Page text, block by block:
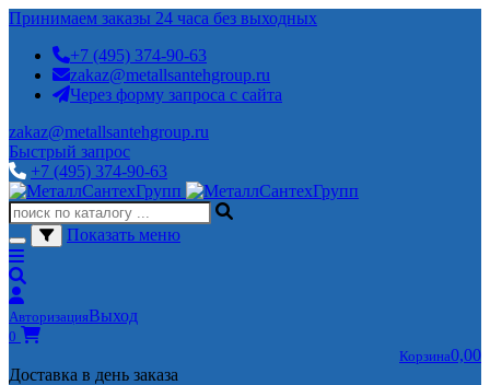
Принимаем заказы 24 часа без выходных
+7 (495) 374-90-63
zakaz@metallsantehgroup.ru
Через форму запроса с сайта
zakaz@metallsantehgroup.ru
Быстрый запрос
+7 (495) 374-90-63
Показать меню
АвторизацияВыход
0
Корзина0,00
Доставка в день заказа